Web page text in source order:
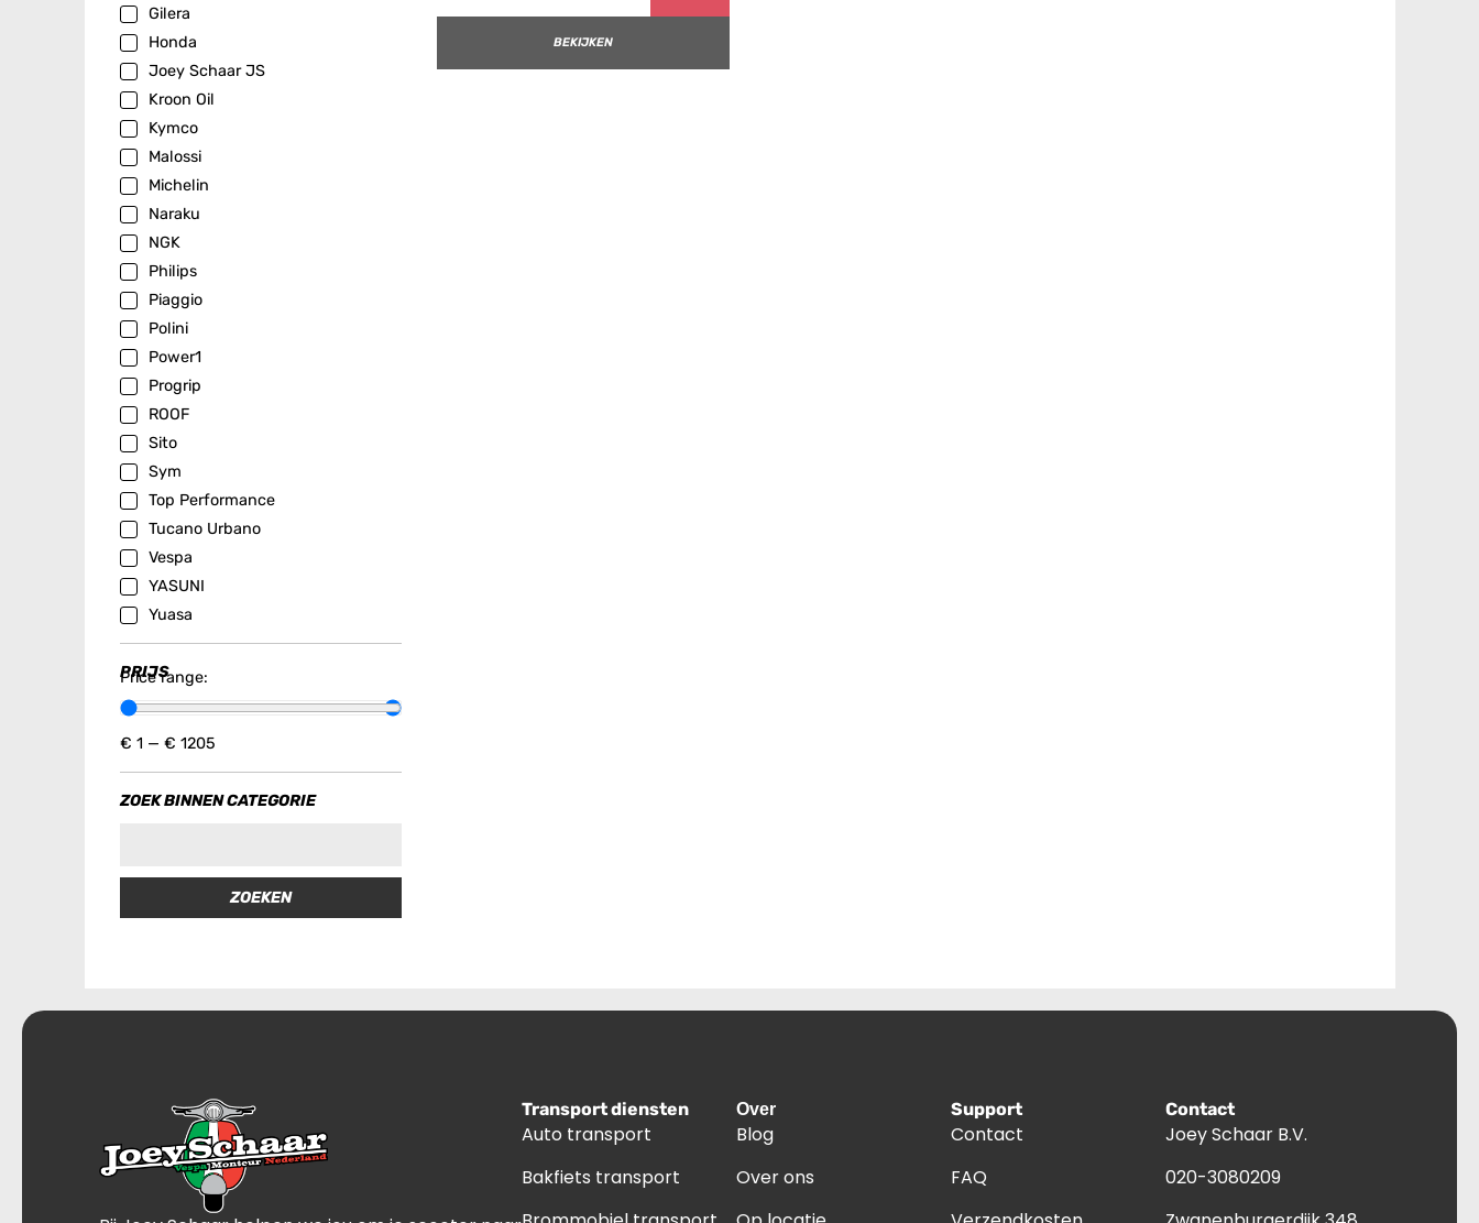
Gilera
Honda
Joey Schaar JS
Kroon Oil
Kymco
Malossi
Michelin
Naraku
NGK
Philips
Piaggio
Polini
Power1
Progrip
ROOF
Sito
Sym
Top Performance
Tucano Urbano
Vespa
YASUNI
Yuasa
PRIJS
Price range:
€ 1 — € 1205
ZOEK BINNEN CATEGORIE
ZOEKEN
BEKIJKEN
Transport diensten
Auto transport
Bakfiets transport
Over
Blog
Over ons
Support
Contact
FAQ
Contact
Joey Schaar B.V.
020-3080209